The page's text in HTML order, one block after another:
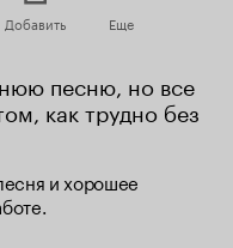
Добавить Еще
песню, но все
как трудно без
и хорошее